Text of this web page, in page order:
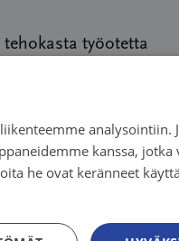
työotetta
laaja-alaiset
analysointiin.
kanssa, jotka
he ovat keränneet